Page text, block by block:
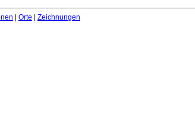
Orte Zeichnungen